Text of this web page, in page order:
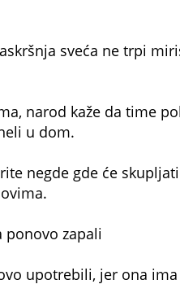
sveća ne trpi
narod kaže da time
u dom.
negde gde će
ponovo zapali
upotrebili, jer ona